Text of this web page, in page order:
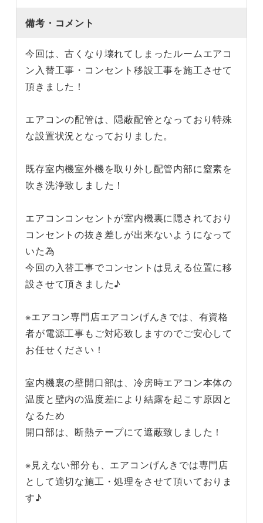
備考・コメント
今回は、古くなり壊れてしまったルームエアコ
ン入替工事・コンセント移設工事を施工させて
頂きました！
エアコンの配管は、隠蔽配管となっており特殊
な設置状況となっておりました。
既存室内機室外機を取り外し配管内部に窒素を
吹き洗浄致しました！
エアコンコンセントが室内機裏に隠されており
コンセントの抜き差しが出来ないようになって
いた為
今回の入替工事でコンセントは見える位置に移
設させて頂きました♪
※エアコン専門店エアコンげんきでは、有資格
者が電源工事もご対応致しますのでご安心して
お任せください！
室内機裏の壁開口部は、冷房時エアコン本体の
温度と壁内の温度差により結露を起こす原因と
なるため
開口部は、断熱テープにて遮蔽致しました！
※見えない部分も、エアコンげんきでは専門店
として適切な施工・処理をさせて頂いておりま
す♪